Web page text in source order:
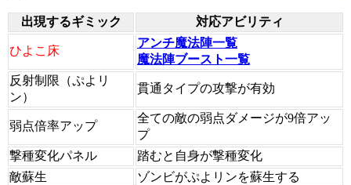
出現するギミック 対応アビリティ
ひよこ床
アンチ魔法陣一覧
魔法陣ブースト一覧
反射制限（ぷよリ
ン）
貫通タイプの攻撃が有効
弱点倍率アップ
全ての敵の弱点ダメージが9倍アッ
プ
撃種変化パネル
踏むと自身が撃種変化
敵蘇生
ゾンビがぷよリンを蘇生する